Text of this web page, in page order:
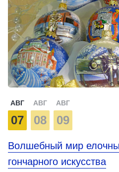
АВГ
07
АВГ
08
АВГ
09
Волшебный мир
гончарного искусства